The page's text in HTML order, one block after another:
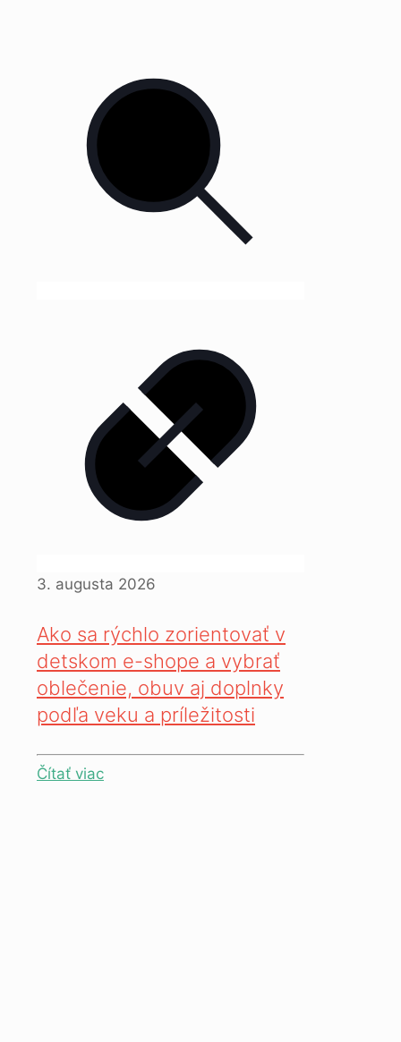
3. augusta 2026
Ako sa rýchlo zorientovať v
detskom e-shope a vybrať
oblečenie, obuv aj doplnky
podľa veku a príležitosti
Čítať viac